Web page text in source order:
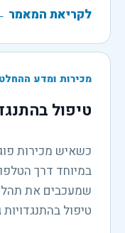
לקריאת המאמר
מכירות ומדע
טיפול
כשאיש מכירות
במיוחד דרך
שמעכבים את
טיפול